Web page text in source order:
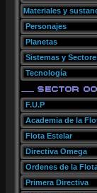
Materiales y
Personajes
Planetas
Sistemas y
Tecnología
F.U.P
Academia de la
Flota Estelar
Directiva Omega
Ordenes de la
Primera Directiva